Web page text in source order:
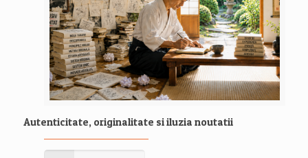
Autenticitate, originalitate si iluzia noutatii